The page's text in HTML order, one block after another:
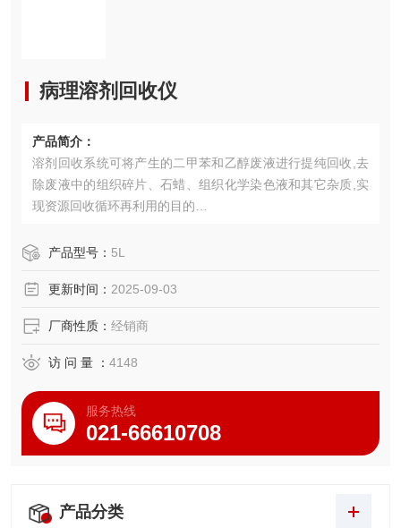
病理溶剂回收仪
产品简介：
溶剂回收系统可将产生的二甲苯和乙醇废液进行提纯回收,去
除废液中的组织碎片、石蜡、组织化学染色液和其它杂质,实
现资源回收循环再利用的目的
来用触摸屏PLC作为系统的控制核心,在实现智能化自动化的
产品型号： 5L
更新时间： 2025-09-03
厂商性质： 经销商
访 问 量 ： 4148
服务热线
021-66610708
产品分类